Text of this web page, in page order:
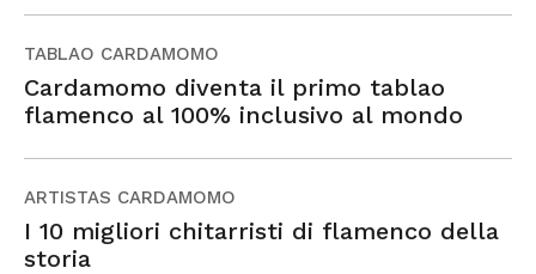
TABLAO CARDAMOMO
Cardamomo diventa il primo tablao
flamenco al 100% inclusivo al mondo
ARTISTAS CARDAMOMO
I 10 migliori chitarristi di flamenco della
storia